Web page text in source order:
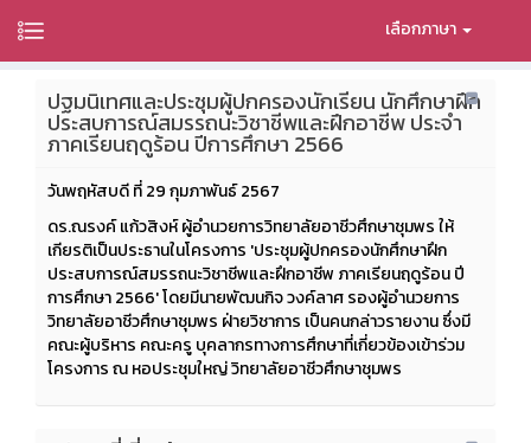
เลือกภาษา
ปฐมนิเทศและประชุมผู้ปกครองนักเรียน นักศึกษาฝึก
ประสบการณ์สมรรถนะวิชาชีพและฝึกอาชีพ ประจำ
ภาคเรียนฤดูร้อน ปีการศึกษา 2566
วันพฤหัสบดี ที่ 29 กุมภาพันธ์ 2567
ดร.ณรงค์ แก้วสิงห์ ผู้อำนวยการวิทยาลัยอาชีวศึกษาชุมพร ให้
เกียรติเป็นประธานในโครงการ 'ประชุมผู้ปกครองนักศึกษาฝึก
ประสบการณ์สมรรถนะวิชาชีพและฝึกอาชีพ ภาคเรียนฤดูร้อน ปี
การศึกษา 2566' โดยมีนายพัฒนกิจ วงค์ลาศ รองผู้อำนวยการ
วิทยาลัยอาชีวศึกษาชุมพร ฝ่ายวิชาการ เป็นคนกล่าวรายงาน ซึ่งมี
คณะผู้บริหาร คณะครู บุคลากรทางการศึกษาที่เกี่ยวข้องเข้าร่วม
โครงการ ณ หอประชุมใหญ่ วิทยาลัยอาชีวศึกษาชุมพร